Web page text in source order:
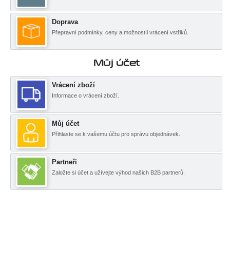
Doprava
Přepravní podmínky, ceny a možnostíi vrácení vstřiků.
Můj účet
Vrácení zboží
Informace o vrácení zboží.
Můj účet
Přihlaste se k vašemu účtu pro správu objednávek.
Partneři
Založte si účet a užívejte výhod našich B2B partnerů.